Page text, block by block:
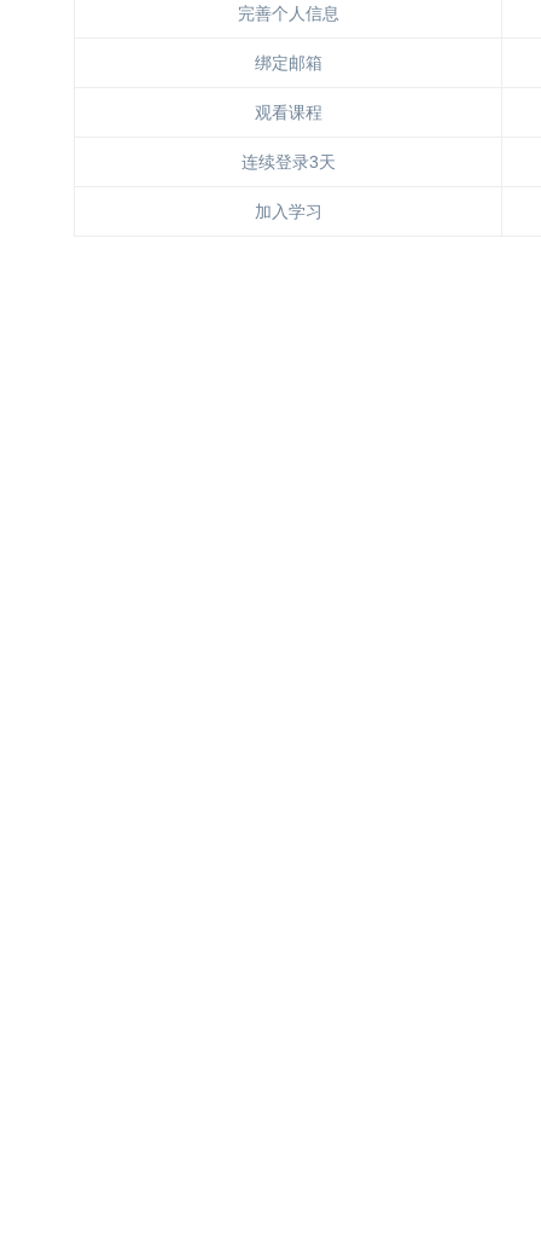
完善个人信息
绑定邮箱
观看课程
连续登录3天
加入学习